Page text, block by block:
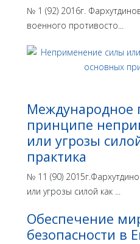
№ 1 (92) 2016г.
военного противосто...
Международное
принципе
или угрозы
практика
№ 11 (90)
или угрозы силой как ...
Обеспечение
безопасности в